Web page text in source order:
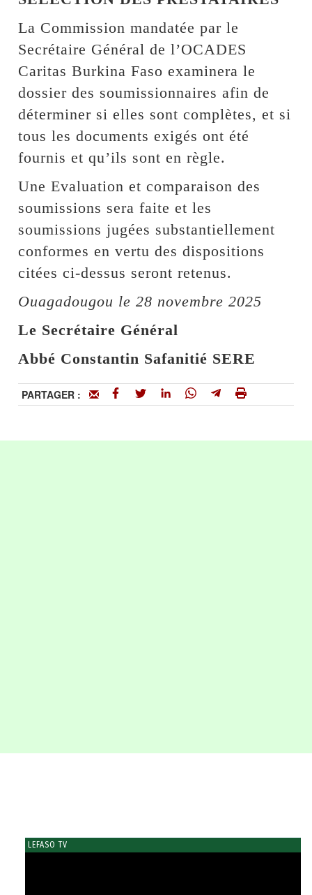
La Commission mandatée par le
Secrétaire Général de l’OCADES
Caritas Burkina Faso examinera le
dossier des soumissionnaires afin de
déterminer si elles sont complètes, et si
tous les documents exigés ont été
fournis et qu’ils sont en règle.
Une Evaluation et comparaison des
soumissions sera faite et les
soumissions jugées substantiellement
conformes en vertu des dispositions
citées ci-dessus seront retenus.
Ouagadougou le 28 novembre 2025
Le Secrétaire Général
Abbé Constantin Safanitié SERE
PARTAGER :
LEFASO TV